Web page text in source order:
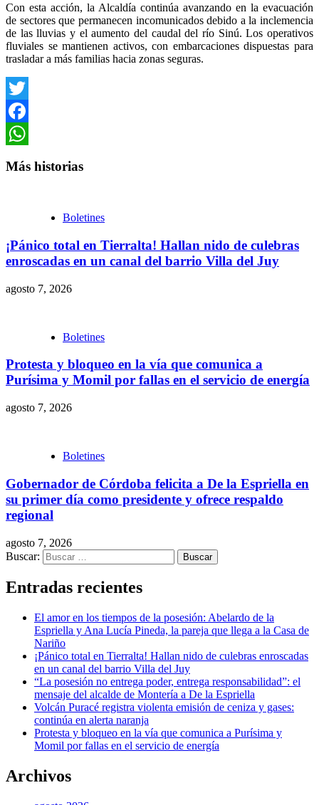
Con esta acción, la Alcaldía continúa avanzando en la evacuación
de sectores que permanecen incomunicados debido a la inclemencia
de las lluvias y el aumento del caudal del río Sinú. Los operativos
fluviales se mantienen activos, con embarcaciones dispuestas para
trasladar a más familias hacia zonas seguras.
Twitter
Facebook
Más historias
Boletines
¡Pánico total en Tierralta! Hallan nido de culebras
enroscadas en un canal del barrio Villa del Juy
agosto 7, 2026
Boletines
Protesta y bloqueo en la vía que comunica a
Purísima y Momil por fallas en el servicio de energía
agosto 7, 2026
Boletines
Gobernador de Córdoba felicita a De la Espriella en
su primer día como presidente y ofrece respaldo
regional
agosto 7, 2026
Buscar:
Entradas recientes
El amor en los tiempos de la posesión: Abelardo de la
Espriella y Ana Lucía Pineda, la pareja que llega a la Casa de
Nariño
¡Pánico total en Tierralta! Hallan nido de culebras enroscadas
en un canal del barrio Villa del Juy
“La posesión no entrega poder, entrega responsabilidad”: el
mensaje del alcalde de Montería a De la Espriella
Volcán Puracé registra violenta emisión de ceniza y gases:
continúa en alerta naranja
Protesta y bloqueo en la vía que comunica a Purísima y
Momil por fallas en el servicio de energía
Archivos